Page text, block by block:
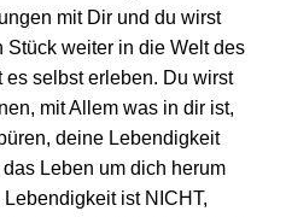
mit Dir und du wirst
Stück weiter in die Welt des
selbst erleben. Du wirst
mit Allem was in dir ist,
deine Lebendigkeit
Leben um dich herum
ist NICHT,